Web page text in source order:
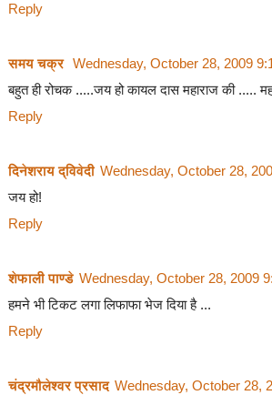
Reply
समय चक्र Wednesday, October 28, 2009
बहुत ही रोचक .....जय हो कायल दास महाराज की .....
Reply
दिनेशराय द्विवेदी Wednesday, October 28,
जय हो!
Reply
शेफाली पाण्डे Wednesday, October 28, 2009
हमने भी टिकट लगा लिफाफा भेज दिया है ...
Reply
चंद्रमौलेश्वर प्रसाद Wednesday, October 28,